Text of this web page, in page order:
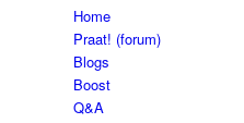
Home
Praat! (forum)
Blogs
Boost
Q&A